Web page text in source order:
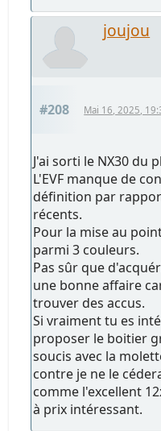
joujou
#208 Mai 16, 2025,
J'ai sorti le NX30 du
L'EVF manque de
définition par
récents.
Pour la mise au
parmi 3 couleurs.
Pas sûr que
une bonne affaire
trouver des accus.
Si vraiment tu es
proposer le boitier
soucis avec la
contre je ne le
comme l'excellent
à prix intéressant.